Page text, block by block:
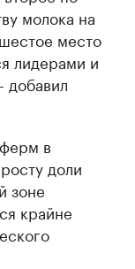
молока на
место
лидерами и
добавил
в
доли
зоне
крайне